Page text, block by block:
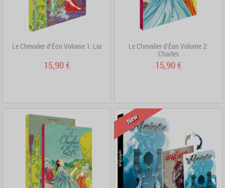
Le Chevalier d'Éon Volume 1: Lia
15,90 €
Le Chevalier d'Éon Volume 2:
Charles
15,90 €
New